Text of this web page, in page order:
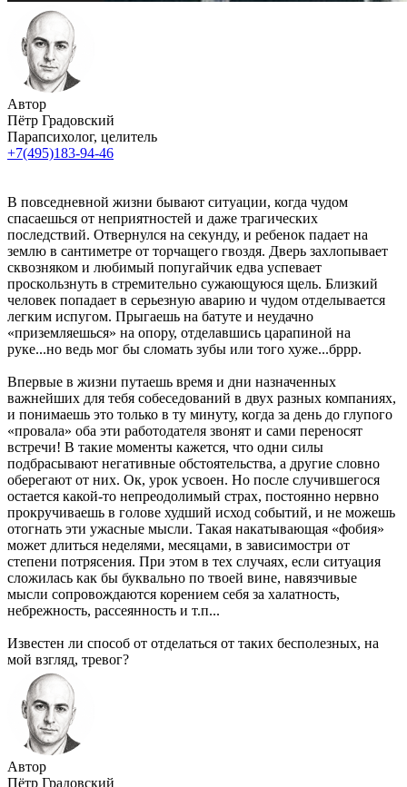
Автор
Пётр Градовский
Парапсихолог, целитель
+7(495)183-94-46
В повседневной жизни бывают ситуации, когда чудом
спасаешься от неприятностей и даже трагических
последствий. Отвернулся на секунду, и ребенок падает на
землю в сантиметре от торчащего гвоздя. Дверь захлопывает
сквозняком и любимый попугайчик едва успевает
проскользнуть в стремительно сужающуюся щель. Близкий
человек попадает в серьезную аварию и чудом отделывается
легким испугом. Прыгаешь на батуте и неудачно
«приземляешься» на опору, отделавшись царапиной на
руке...но ведь мог бы сломать зубы или того хуже...бррр.
Впервые в жизни путаешь время и дни назначенных
важнейших для тебя собеседований в двух разных компаниях,
и понимаешь это только в ту минуту, когда за день до глупого
«провала» оба эти работодателя звонят и сами переносят
встречи! В такие моменты кажется, что одни силы
подбрасывают негативные обстоятельства, а другие словно
оберегают от них. Ок, урок усвоен. Но после случившегося
остается какой-то непреодолимый страх, постоянно нервно
прокручиваешь в голове худший исход событий, и не можешь
отогнать эти ужасные мысли. Такая накатывающая «фобия»
может длиться неделями, месяцами, в зависимостри от
степени потрясения. При этом в тех случаях, если ситуация
сложилась как бы буквально по твоей вине, навязчивые
мысли сопровождаются корением себя за халатность,
небрежность, рассеянность и т.п...
Известен ли способ от отделаться от таких бесполезных, на
мой взгляд, тревог?
Автор
Пётр Градовский